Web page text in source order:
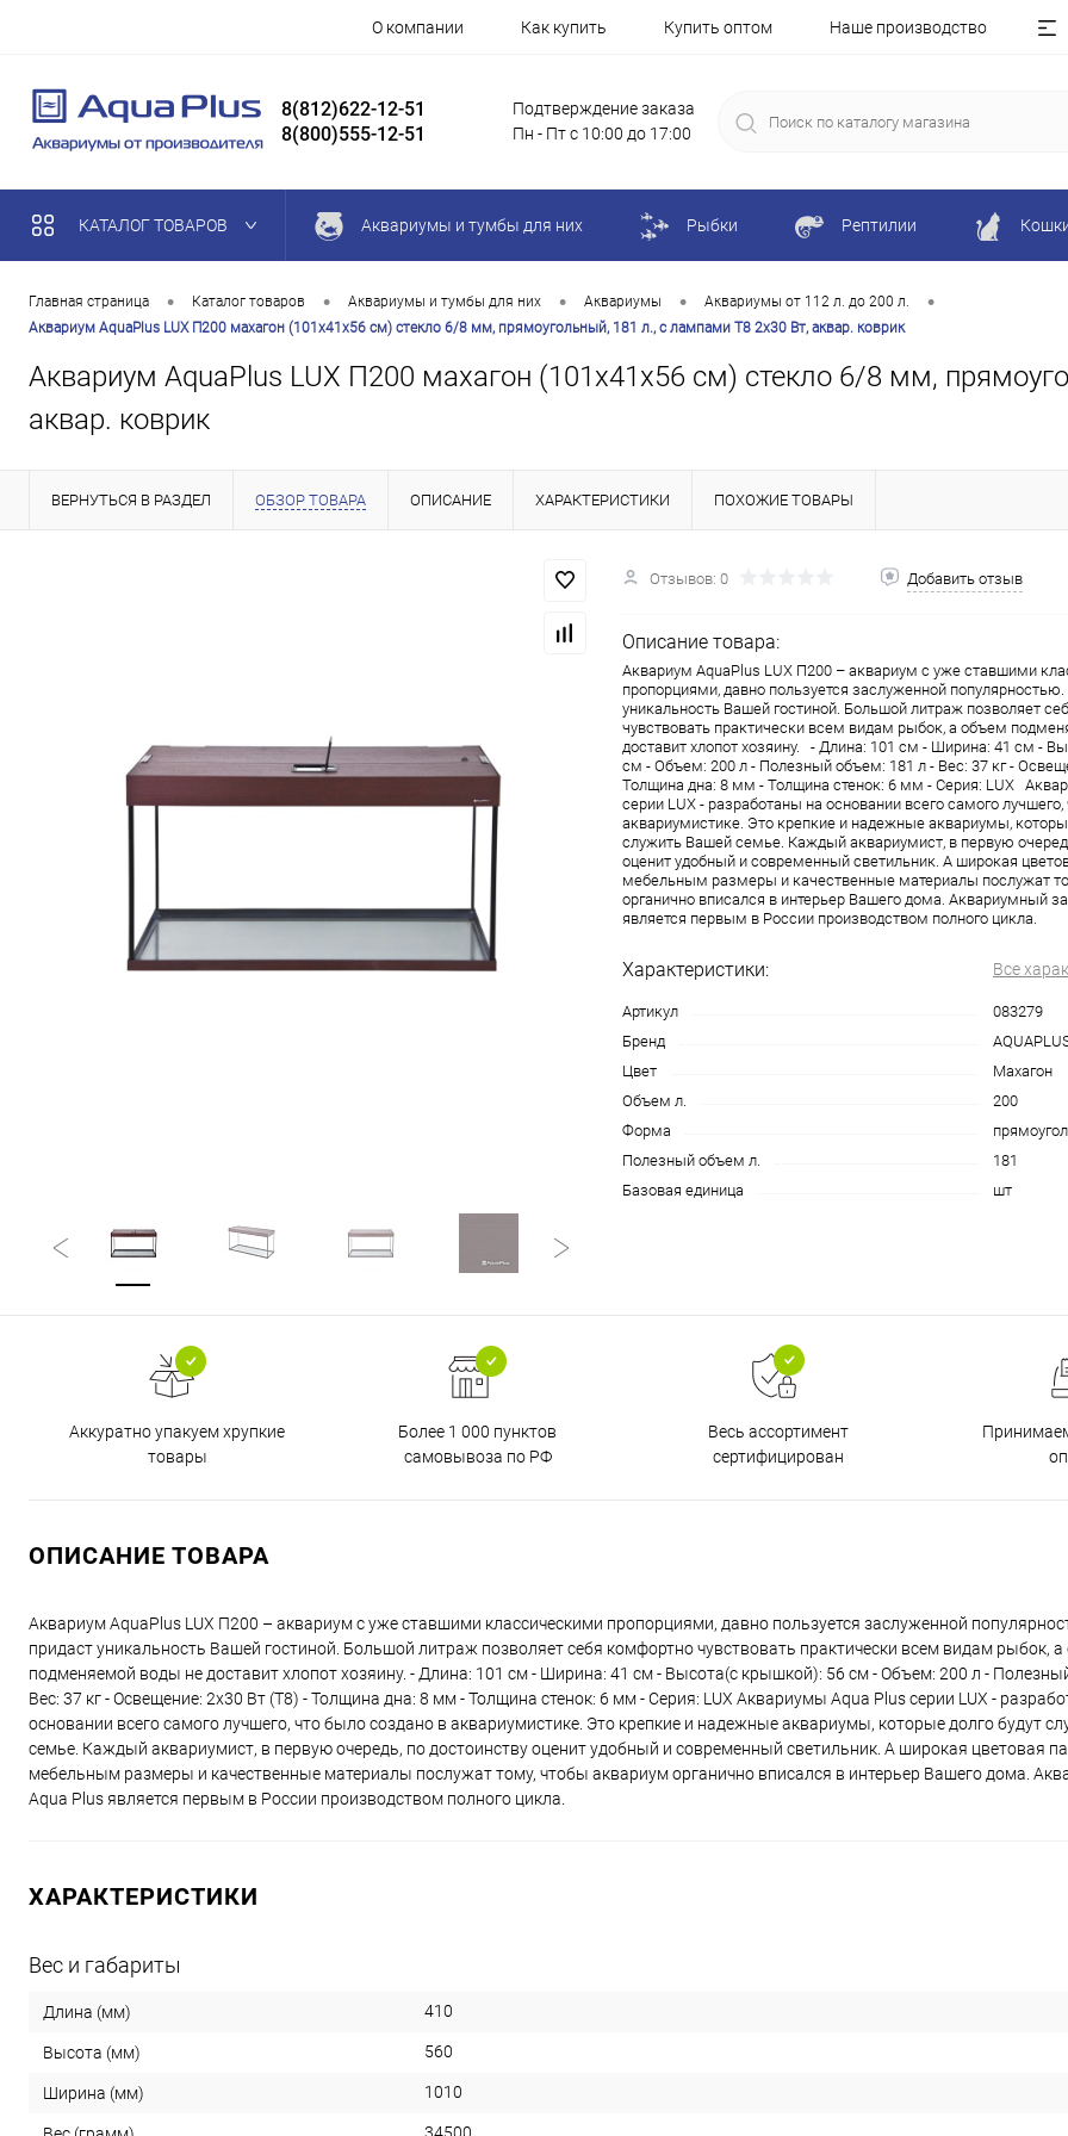
О компании Как купить Купить оптом Наше производство
8(812)622-12-51
8(800)555-12-51
Подтверждение заказа
Пн - Пт с 10:00 до 17:00
КАТАЛОГ ТОВАРОВ Аквариумы и тумбы для них Рыбки Рептилии
Главная страница • Каталог товаров • Аквариумы и тумбы для них • Аквариумы • Аквариумы от 112 л. до 200 л. •
Аквариум AquaPlus LUX П200 махагон (101х41х56 см) стекло 6/8 мм, прямоугольный, 181 л., с лампами Т8 2х30 Вт, аквар. коврик
Аквариум AquaPlus LUX П200 махагон (101х41х56 см) стекло 6/8 мм,
аквар. коврик
ВЕРНУТЬСЯ В РАЗДЕЛ ОБЗОР ТОВАРА ОПИСАНИЕ ХАРАКТЕРИСТИКИ ПОХОЖИЕ ТОВАРЫ
Отзывов: 0 Добавить отзыв
Описание товара:
Аквариум AquaPlus LUX П200 – аквариум с уже ставшими
пропорциями, давно пользуется заслуженной
уникальность Вашей гостиной. Большой литраж позволяет
чувствовать практически всем видам рыбок, а объем
доставит хлопот хозяину. - Длина: 101 см - Ширина: 41 см -
см - Объем: 200 л - Полезный объем: 181 л - Вес: 37 кг -
Толщина дна: 8 мм - Толщина стенок: 6 мм - Серия: LUX
серии LUX - разработаны на основании всего самого
аквариумистике. Это крепкие и надежные аквариумы,
служить Вашей семье. Каждый аквариумист, в первую
оценит удобный и современный светильник. А широкая
мебельным размеры и качественные материалы послужат
органично вписался в интерьер Вашего дома. Аквариумный
является первым в России производством полного цикла.
Характеристики: Все
Артикул
083279
Бренд
Цвет
Махагон
Объем л.
200
Форма
Полезный объем л.
181
Базовая единица
шт
Аккуратно упакуем хрупкие
товары
Более 1 000 пунктов
самовывоза по РФ
Весь ассортимент
сертифицирован
ОПИСАНИЕ ТОВАРА
Аквариум AquaPlus LUX П200 – аквариум с уже ставшими классическими пропорциями, давно пользуется заслуженной
придаст уникальность Вашей гостиной. Большой литраж позволяет себя комфортно чувствовать практически всем видам рыбок,
подменяемой воды не доставит хлопот хозяину. - Длина: 101 см - Ширина: 41 см - Высота(с крышкой): 56 см - Объем: 200 л -
Вес: 37 кг - Освещение: 2х30 Вт (Т8) - Толщина дна: 8 мм - Толщина стенок: 6 мм - Серия: LUX Аквариумы Aqua Plus серии LUX -
основании всего самого лучшего, что было создано в аквариумистике. Это крепкие и надежные аквариумы, которые долго будут
семье. Каждый аквариумист, в первую очередь, по достоинству оценит удобный и современный светильник. А широкая цветовая
мебельным размеры и качественные материалы послужат тому, чтобы аквариум органично вписался в интерьер Вашего дома.
Aqua Plus является первым в России производством полного цикла.
ХАРАКТЕРИСТИКИ
Вес и габариты
Длина (мм) 410
Высота (мм) 560
Ширина (мм) 1010